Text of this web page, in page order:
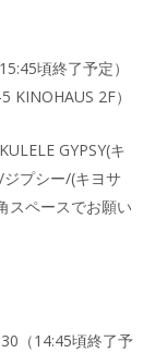
頃終了予定）
2F）
GYPSY(キ
プシー/(キヨサ
スペースでお願い
（14:45頃終了予